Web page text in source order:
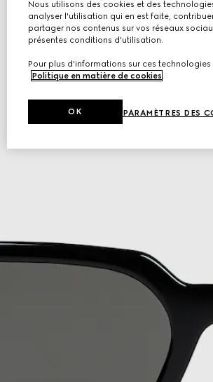
Nous utilisons des cookies et des
analyser l'utilisation qui en est faite,
partager nos contenus sur vos réseaux
présentes conditions d'utilisation.
Pour plus d'informations sur ces
Politique en matière de cookies
PARAMÈTRES DES
OK